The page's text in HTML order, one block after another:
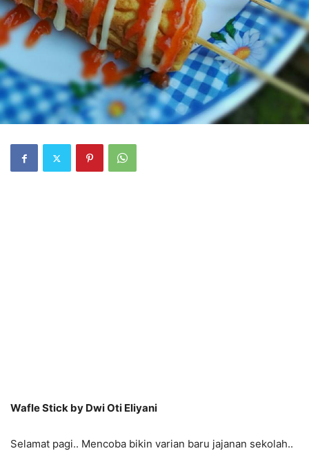
Wafle Stick by Dwi Oti Eliyani
Selamat pagi.. Mencoba bikin varian baru jajanan sekolah..